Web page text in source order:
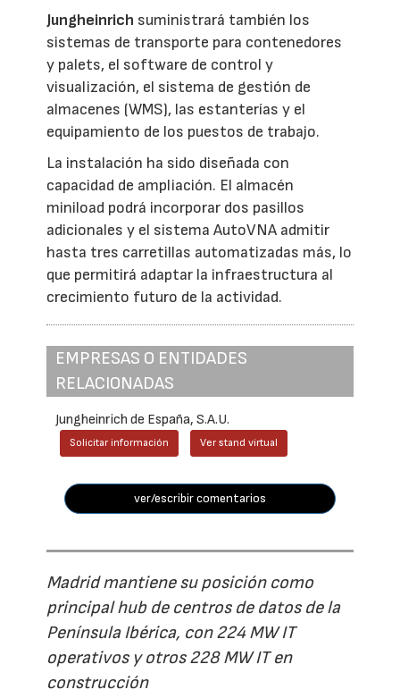
Jungheinrich suministrará también los
sistemas de transporte para contenedores
y palets, el software de control y
visualización, el sistema de gestión de
almacenes (WMS), las estanterías y el
equipamiento de los puestos de trabajo.
La instalación ha sido diseñada con
capacidad de ampliación. El almacén
miniload podrá incorporar dos pasillos
adicionales y el sistema AutoVNA admitir
hasta tres carretillas automatizadas más, lo
que permitirá adaptar la infraestructura al
crecimiento futuro de la actividad.
EMPRESAS O ENTIDADES
RELACIONADAS
Jungheinrich de España, S.A.U.
Solicitar información Ver stand virtual
ver/escribir comentarios
Madrid mantiene su posición como
principal hub de centros de datos de la
Península Ibérica, con 224 MW IT
operativos y otros 228 MW IT en
construcción